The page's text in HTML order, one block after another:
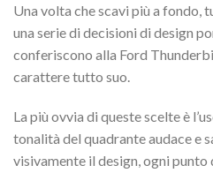
Una volta che scavi più a fondo,
una serie di decisioni di design
conferiscono alla Ford
carattere tutto suo.
La più ovvia di queste scelte è
tonalità del quadrante audace e
visivamente il design, ogni